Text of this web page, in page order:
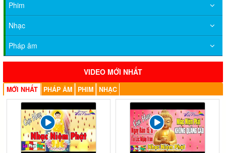
Phim
Nhạc
Pháp âm
VIDEO MỚI NHẤT
MỚI NHẤT PHÁP ÂM PHIM NHẠC